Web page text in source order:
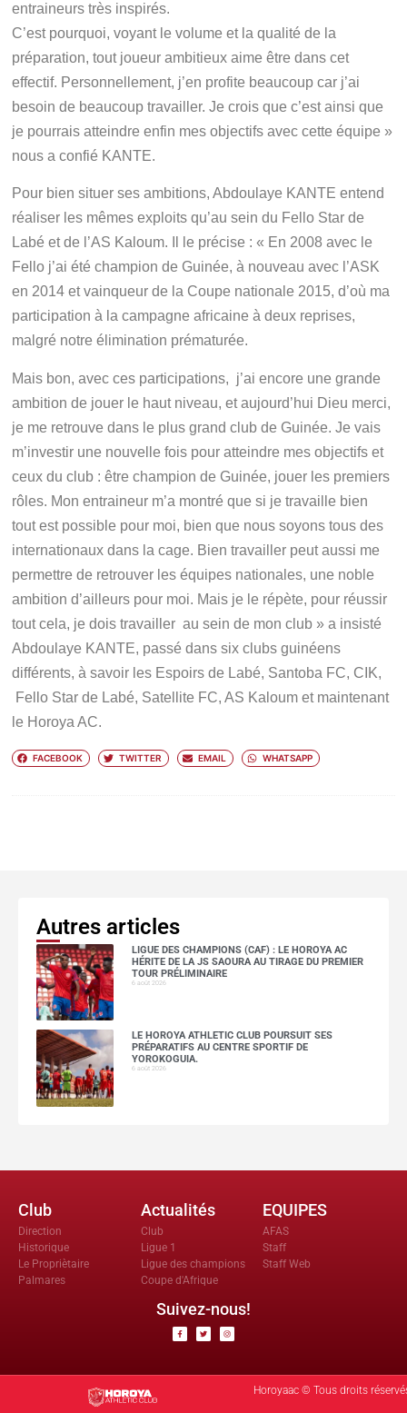
entraineurs très inspirés.
C’est pourquoi, voyant le volume et la qualité de la
préparation, tout joueur ambitieux aime être dans cet
effectif. Personnellement, j’en profite beaucoup car j’ai
besoin de beaucoup travailler. Je crois que c’est ainsi que
je pourrais atteindre enfin mes objectifs avec cette équipe »
nous a confié KANTE.
Pour bien situer ses ambitions, Abdoulaye KANTE entend
réaliser les mêmes exploits qu’au sein du Fello Star de
Labé et de l’AS Kaloum. Il le précise : « En 2008 avec le
Fello j’ai été champion de Guinée, à nouveau avec l’ASK
en 2014 et vainqueur de la Coupe nationale 2015, d’où ma
participation à la campagne africaine à deux reprises,
malgré notre élimination prématurée.
Mais bon, avec ces participations, j’ai encore une grande
ambition de jouer le haut niveau, et aujourd’hui Dieu merci,
je me retrouve dans le plus grand club de Guinée. Je vais
m’investir une nouvelle fois pour atteindre mes objectifs et
ceux du club : être champion de Guinée, jouer les premiers
rôles. Mon entraineur m’a montré que si je travaille bien
tout est possible pour moi, bien que nous soyons tous des
internationaux dans la cage. Bien travailler peut aussi me
permettre de retrouver les équipes nationales, une noble
ambition d’ailleurs pour moi. Mais je le répète, pour réussir
tout cela, je dois travailler au sein de mon club » a insisté
Abdoulaye KANTE, passé dans six clubs guinéens
différents, à savoir les Espoirs de Labé, Santoba FC, CIK,
Fello Star de Labé, Satellite FC, AS Kaloum et maintenant
le Horoya AC.
FACEBOOK TWITTER EMAIL WHATSAPP
Autres articles
LIGUE DES CHAMPIONS (CAF) : LE HOROYA AC
HÉRITE DE LA JS SAOURA AU TIRAGE DU PREMIER
TOUR PRÉLIMINAIRE
6 août 2026
LE HOROYA ATHLETIC CLUB POURSUIT SES
PRÉPARATIFS AU CENTRE SPORTIF DE
YOROKOGUIA.
6 août 2026
Club
Direction
Historique
Le Propriètaire
Palmares
Actualités
Club
Ligue 1
Ligue des champions
Coupe d'Afrique
EQUIPES
AFAS
Staff
Staff Web
Suivez-nous!
Horoyaac © Tous droits